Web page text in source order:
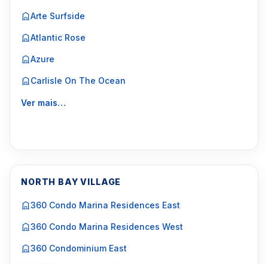
Arte Surfside
Atlantic Rose
Azure
Carlisle On The Ocean
Ver mais…
NORTH BAY VILLAGE
360 Condo Marina Residences East
360 Condo Marina Residences West
360 Condominium East